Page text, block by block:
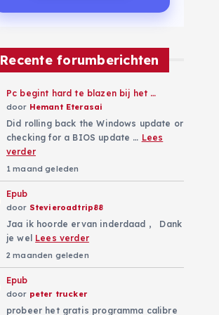
Recente forumberichten
Pc begint hard te blazen bij het …
door Hemant Eterasai
Did rolling back the Windows update or
checking for a BIOS update … Lees
verder
1 maand geleden
Epub
door Stevieroadtrip88
Jaa ik hoorde ervan inderdaad , Dank
je wel Lees verder
2 maanden geleden
Epub
door peter trucker
probeer het gratis programma calibre